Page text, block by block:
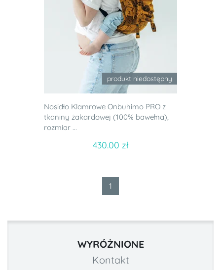
produkt niedostępny
Nosidło Klamrowe Onbuhimo PRO z
tkaniny żakardowej (100% bawełna),
rozmiar ...
430.00 zł
1
WYRÓŻNIONE
Kontakt